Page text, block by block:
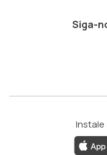
Siga-
Instale